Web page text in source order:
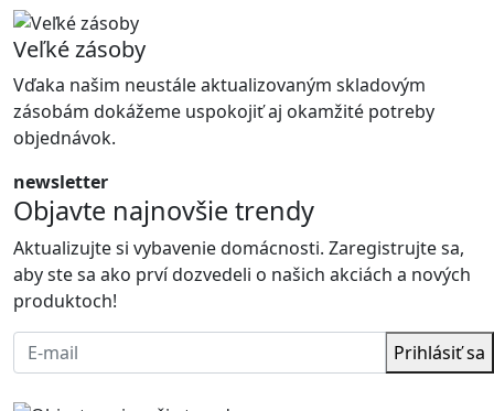
Veľké zásoby
Vďaka našim neustále aktualizovaným skladovým
zásobám dokážeme uspokojiť aj okamžité potreby
objednávok.
newsletter
Objavte najnovšie trendy
Aktualizujte si vybavenie domácnosti. Zaregistrujte sa,
aby ste sa ako prví dozvedeli o našich akciách a nových
produktoch!
Prihlásiť sa